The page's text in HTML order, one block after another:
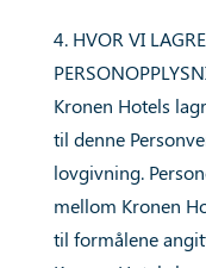
4. HVOR VI
Kronen Hotels
til denne
lovgivning.
mellom Kronen
til formålene